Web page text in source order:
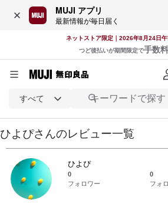
MUJI アプリ
最新情報が毎日届く
ネットストア限定｜2026年8月24日
つど後払いが期間限定で手数
すべて
ひよぴさんのレビュー一覧
ひよぴ
0
0
フォロワー
フォ